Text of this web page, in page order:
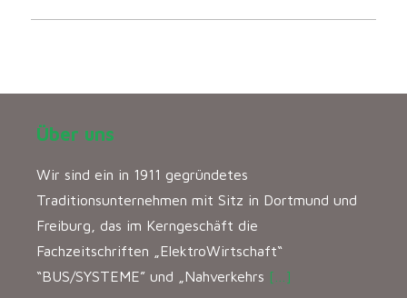
Über uns
Wir sind ein in 1911 gegründetes
Traditionsunternehmen mit Sitz in Dortmund und
Freiburg, das im Kerngeschäft die
Fachzeitschriften „ElektroWirtschaft“
“BUS/SYSTEME” und „Nahverkehrs […]